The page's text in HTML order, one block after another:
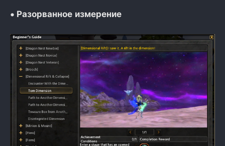
• Разорванное измерение